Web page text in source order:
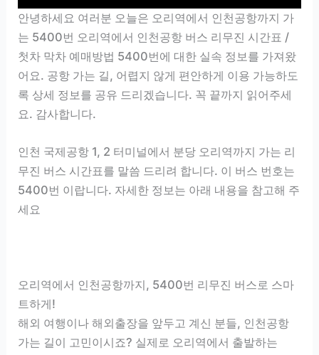
안녕하세요 여러분 오늘은 오리역에서 인천공항까지 가
는 5400번 오리역에서 인천공항 버스 리무진 시간표 /
첫차 막차 예매방법 5400번에 대한 실속 정보를 가져왔
어요. 공항 가는 길, 어렵지 않게 편안하게 이용 가능하도
록 상세 정보를 공유 드리겠습니다. 꼭 끝까지 읽어주세
요. 감사합니다.
인천 국제공항 1, 2 터미널에서 분당 오리역까지 가는 리
무진 버스 시간표를 말씀 드리려 합니다. 이 버스 번호는
5400번 이랍니다. 자세한 정보는 아래 내용을 참고해 주
세요
오리역에서 인천공항까지, 5400번 리무진 버스로 스마
트하게!
해외 여행이나 해외출장을 앞두고 계신 분들, 인천공항
가는 길이 고민이시죠? 실제로 오리역에서 출발하는